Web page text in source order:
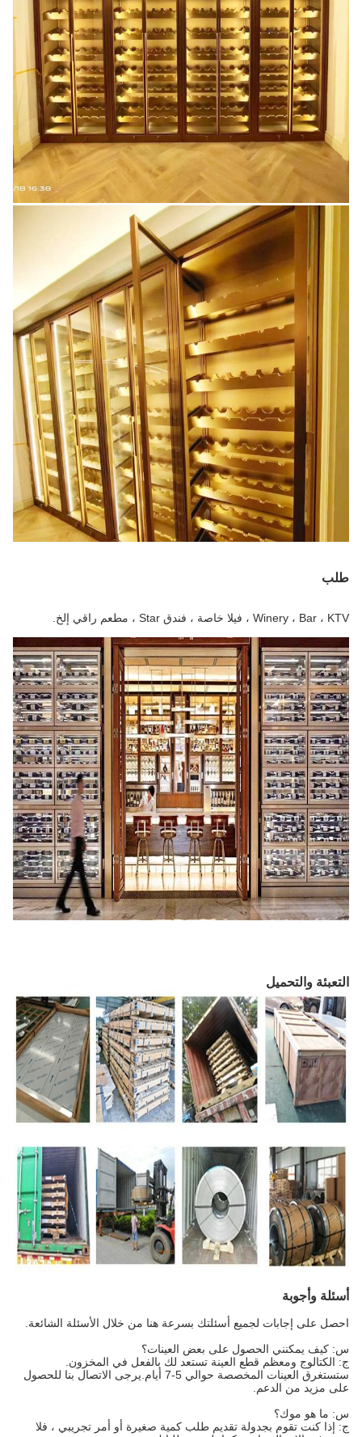
طلب
Winery ، Bar ، KTV ، فيلا خاصة ، فندق Star ، مطعم راقي إلخ.
التعبئة والتحميل
أسئلة وأجوبة
احصل على إجابات لجميع أسئلتك بسرعة هنا من خلال الأسئلة الشائعة.
س: كيف يمكنني الحصول على بعض العينات؟
ج: الكتالوج ومعظم قطع العينة تستعد لك بالفعل في المخزون.
ستستغرق العينات المخصصة حوالي 5-7 أيام.يرجى الاتصال بنا للحصول
على مزيد من الدعم.
س: ما هو موك؟
ج: إذا كنت تقوم بجدولة تقديم طلب كمية صغيرة أو أمر تجريبي ، فلا